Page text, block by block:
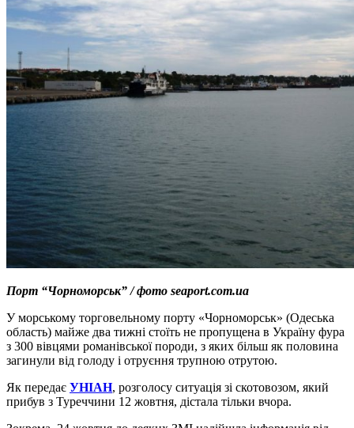
Порт “Чорноморськ” / фото seaport.com.ua
У морському торговельному порту «Чорноморськ» (Одеська
область) майже два тижні стоїть не пропущена в Україну фура
з 300 вівцями романівської породи, з яких більш як половина
загинули від голоду і отруєння трупною отрутою.
Як передає УНІАН, розголосу ситуація зі скотовозом, який
прибув з Туреччини 12 жовтня, дістала тільки вчора.